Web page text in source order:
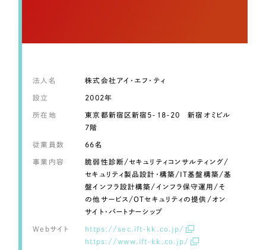
マーケティングDX支援
Webサイト制作
コーポレートサイト制作
採用サイト制作
ECサイト制作
よくある質問
LP（ランディングページ） （28件）
キャンペーン・プロモーションサイト
ブランディング（ロゴ・印刷物） （90件）
オプションサービス
お客様インタビュー
Outsourcing
法人名 株式会社アイ・エフ・ティ
設立 2002年
所在地
東京都新宿区新宿5-18-20 新宿オミビル
7階
従業員数 66名
事業内容
脆弱性診断/セキュリティコンサルティング/
セキュリティ製品設計・構築/IT基盤構築/基
盤インフラ設計構築/インフラ保守運用/そ
の他サービス/OTセキュリティの提供/オン
サイト・パートナーシップ
Webサイト
https://sec.ift-kk.co.jp/
https://www.ift-kk.co.jp/